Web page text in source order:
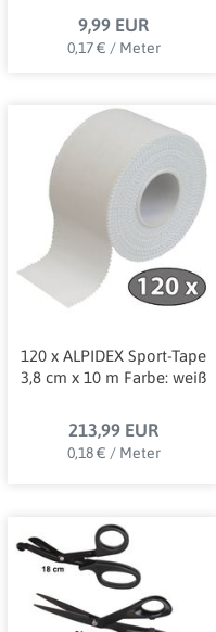
9,99 EUR
0,17 € / Meter
120 x ALPIDEX Sport-Tape
3,8 cm x 10 m Farbe: weiß
213,99 EUR
0,18 € / Meter